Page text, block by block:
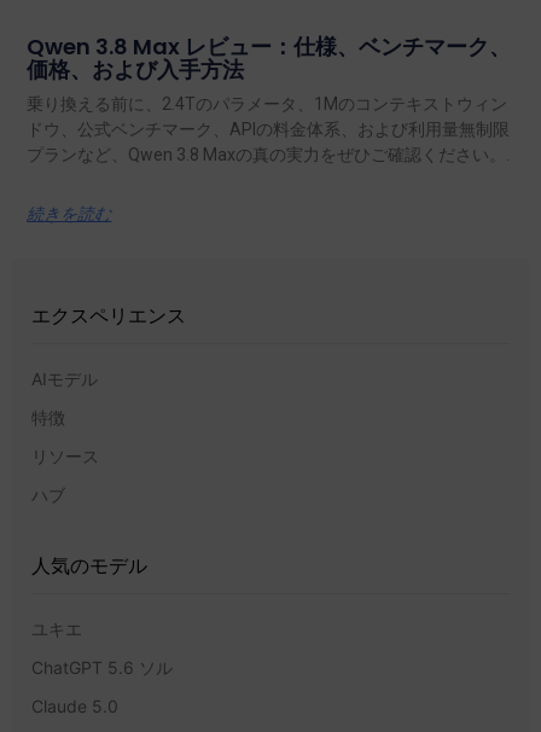
Qwen 3.8 Max レビュー：仕様、ベンチマーク、
価格、および入手方法
乗り換える前に、2.4Tのパラメータ、1Mのコンテキストウィン
ドウ、公式ベンチマーク、APIの料金体系、および利用量無制限
プランなど、Qwen 3.8 Maxの真の実力をぜひご確認ください。.
続きを読む
エクスペリエンス
AIモデル
特徴
リソース
ハブ
人気のモデル
ユキエ
ChatGPT 5.6 ソル
Claude 5.0